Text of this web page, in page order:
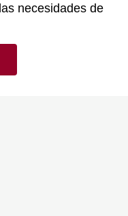
necesidades de